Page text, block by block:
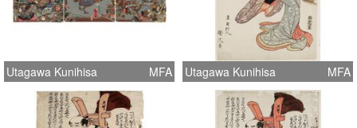
Utagawa Kunihisa MFA Utagawa Kunihisa MFA